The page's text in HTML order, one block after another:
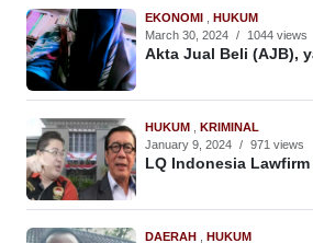
EKONOMI , HUKUM
March 30, 2024 / 1044 views
Akta Jual Beli (AJB),
HUKUM , KRIMINAL
January 9, 2024 / 971 views
LQ Indonesia
DAERAH , HUKUM